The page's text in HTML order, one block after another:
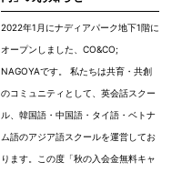
2022年1月にナディアパーク地下1階に
オープンしました、CO&CO;
NAGOYAです。 私たちは共育・共創
のコミュニティとして、英会話スクー
ル、韓国語・中国語・タイ語・ベトナ
ム語のアジア語スクールを運営してお
ります。この度「秋の入会金無料キャ